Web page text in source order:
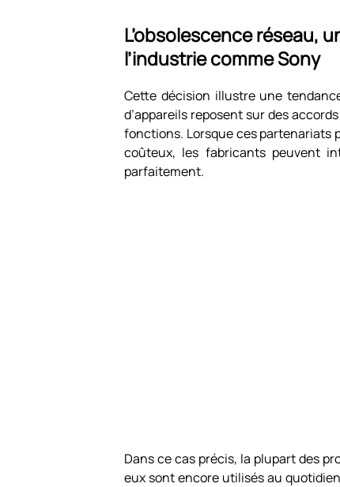
L’obsolescence réseau,
l’industrie comme Sony
Cette décision illustre une
d’appareils reposent sur des
fonctions. Lorsque ces partenariats
coûteux, les fabricants peuvent
parfaitement.
Dans ce cas précis, la plupart des
eux sont encore utilisés au